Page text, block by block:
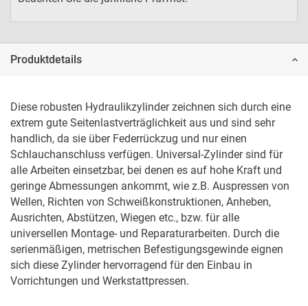
Produktdetails
Diese robusten Hydraulikzylinder zeichnen sich durch eine
extrem gute Seitenlastverträglichkeit aus und sind sehr
handlich, da sie über Federrückzug und nur einen
Schlauchanschluss verfügen. Universal-Zylinder sind für
alle Arbeiten einsetzbar, bei denen es auf hohe Kraft und
geringe Abmessungen ankommt, wie z.B. Auspressen von
Wellen, Richten von Schweißkonstruktionen, Anheben,
Ausrichten, Abstützen, Wiegen etc., bzw. für alle
universellen Montage- und Reparaturarbeiten. Durch die
serienmäßigen, metrischen Befestigungs­gewinde eignen
sich diese Zylinder hervorragend für den Einbau in
Vorrichtungen und Werkstattpressen.